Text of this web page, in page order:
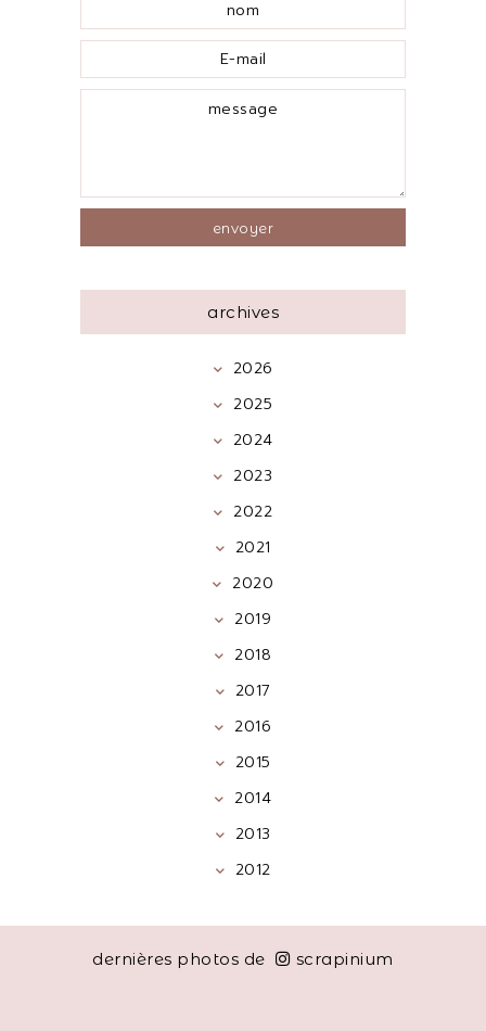
archives
2026
2025
2024
2023
2022
2021
2020
2019
2018
2017
2016
2015
2014
2013
2012
dernières photos de scrapinium